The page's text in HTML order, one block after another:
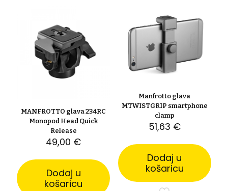
MANFROTTO glava 234RC
Monopod Head Quick
Release
49,00 €
Dodaj u
košaricu
Manfrotto glava
MTWISTGRIP smartphone
clamp
51,63 €
Dodaj u
košaricu